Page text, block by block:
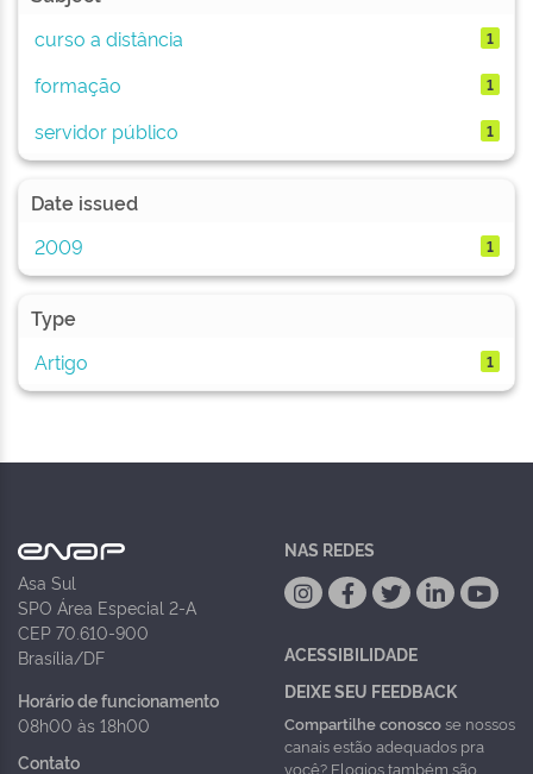
curso a distância
1
formação 1
servidor público 1
Date issued
2009
1
Type
Artigo
1
Asa Sul
SPO Área Especial 2-A
CEP 70.610-900
Brasília/DF
Horário de funcionamento
08h00 às 18h00
Contato
NAS REDES
ACESSIBILIDADE
DEIXE SEU FEEDBACK
Compartilhe conoscose nossos
canais estão adequados pra
você? Elogios também são